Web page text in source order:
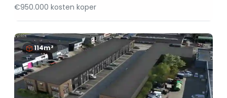
€950.000 kosten koper
114m²